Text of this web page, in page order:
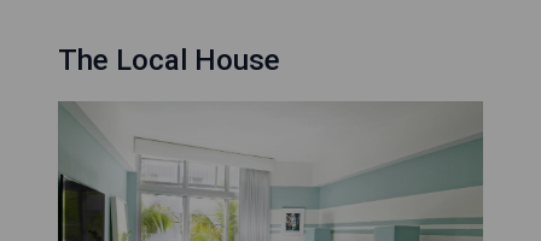
The Local House